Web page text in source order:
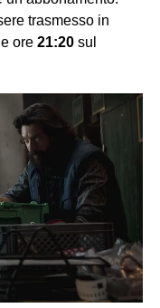
trasmesso in
ore 21:20sul